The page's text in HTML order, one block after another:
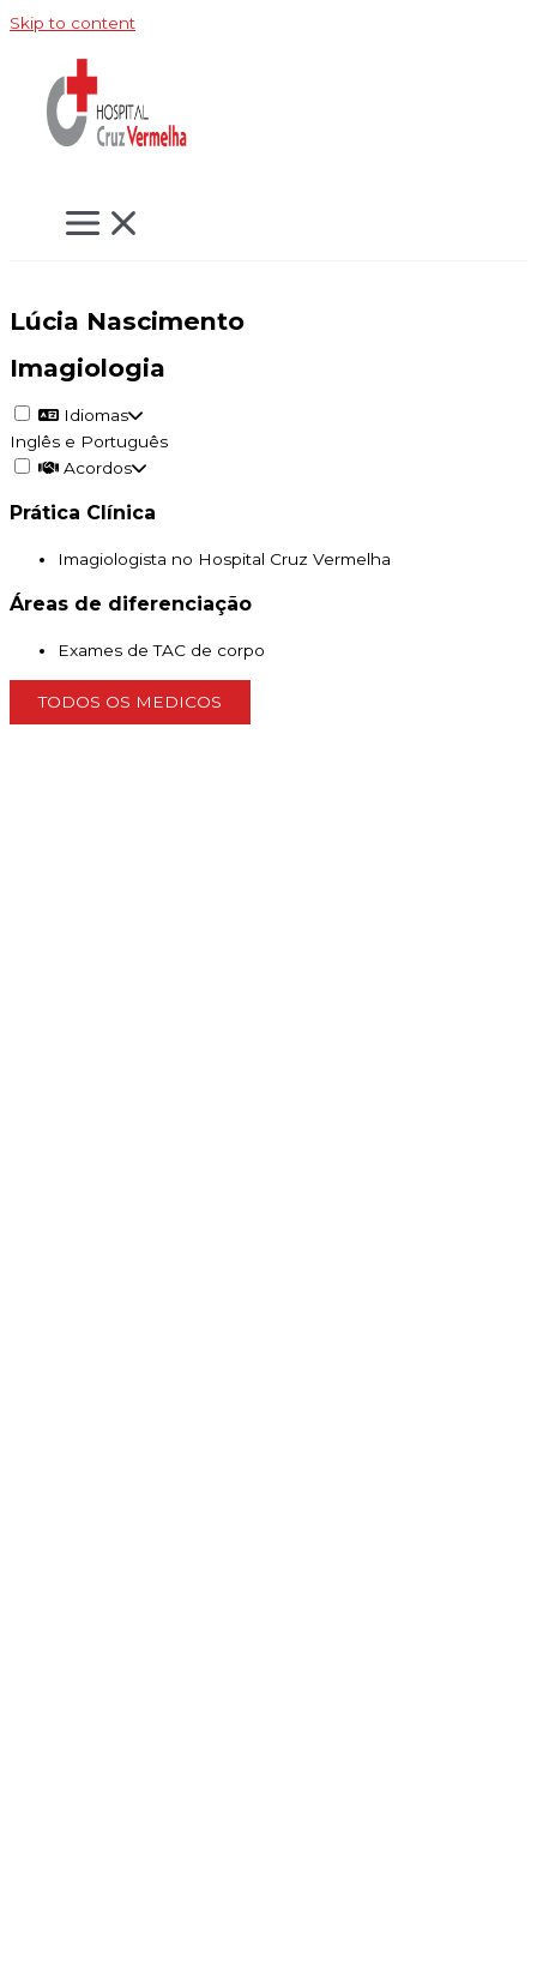
Skip to content
Lúcia Nascimento
Imagiologia
Idiomas
Inglês e Português
Acordos
Prática Clínica
Imagiologista no Hospital Cruz Vermelha
Áreas de diferenciação
Exames de TAC de corpo
TODOS OS MEDICOS